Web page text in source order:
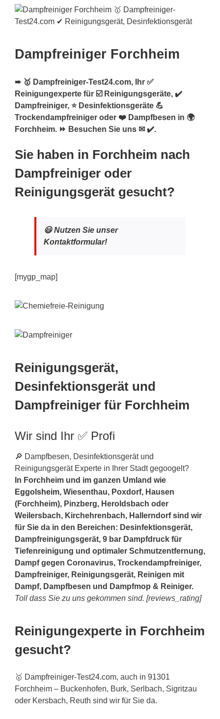
Dampfreiniger Forchheim
➨ 🥇 Dampfreiniger-Test24.com, Ihr ✅
Reinigungexperte für ☑️ Reinigungsgeräte, ✔️
Dampfreiniger, ⭐ Desinfektionsgeräte 💪
Trockendampfreiniger oder ❤️ Dampfbesen in 🌍
Forchheim. ⏩ Besuchen Sie uns ✉ ✔️.
Sie haben in Forchheim nach
Dampfreiniger oder
Reinigungsgerät gesucht?
😃 Nutzen Sie unser
Kontaktformular!
[mygp_map]
Reinigungsgerät,
Desinfektionsgerät und
Dampfreiniger für Forchheim
Wir sind Ihr ✅ Profi
🔎 Dampfbesen, Desinfektionsgerät und
Reinigungsgerät Experte in Ihrer Stadt gegoogelt?
In Forchheim und im ganzen Umland wie
Eggolsheim, Wiesenthau, Poxdorf, Hausen
(Forchheim), Pinzberg, Heroldsbach oder
Weilersbach, Kirchehrenbach, Hallerndorf sind wir
für Sie da in den Bereichen: Desinfektionsgerät,
Dampfreinigungsgerät, 9 bar Dampfdruck für
Tiefenreinigung und optimaler Schmutzentfernung,
Dampf gegen Coronavirus, Trockendampfreiniger,
Dampfreiniger, Reinigungsgerät, Reinigen mit
Dampf, Dampfbesen und Dampfmop & Reiniger.
Toll dass Sie zu uns gekommen sind. [reviews_rating]
Reinigungexperte in Forchheim
gesucht?
🥇 Dampfreiniger-Test24.com, auch in 91301
Forchheim – Buckenhofen, Burk, Serlbach, Sigritzau
oder Kersbach, Reuth sind wir für Sie da.